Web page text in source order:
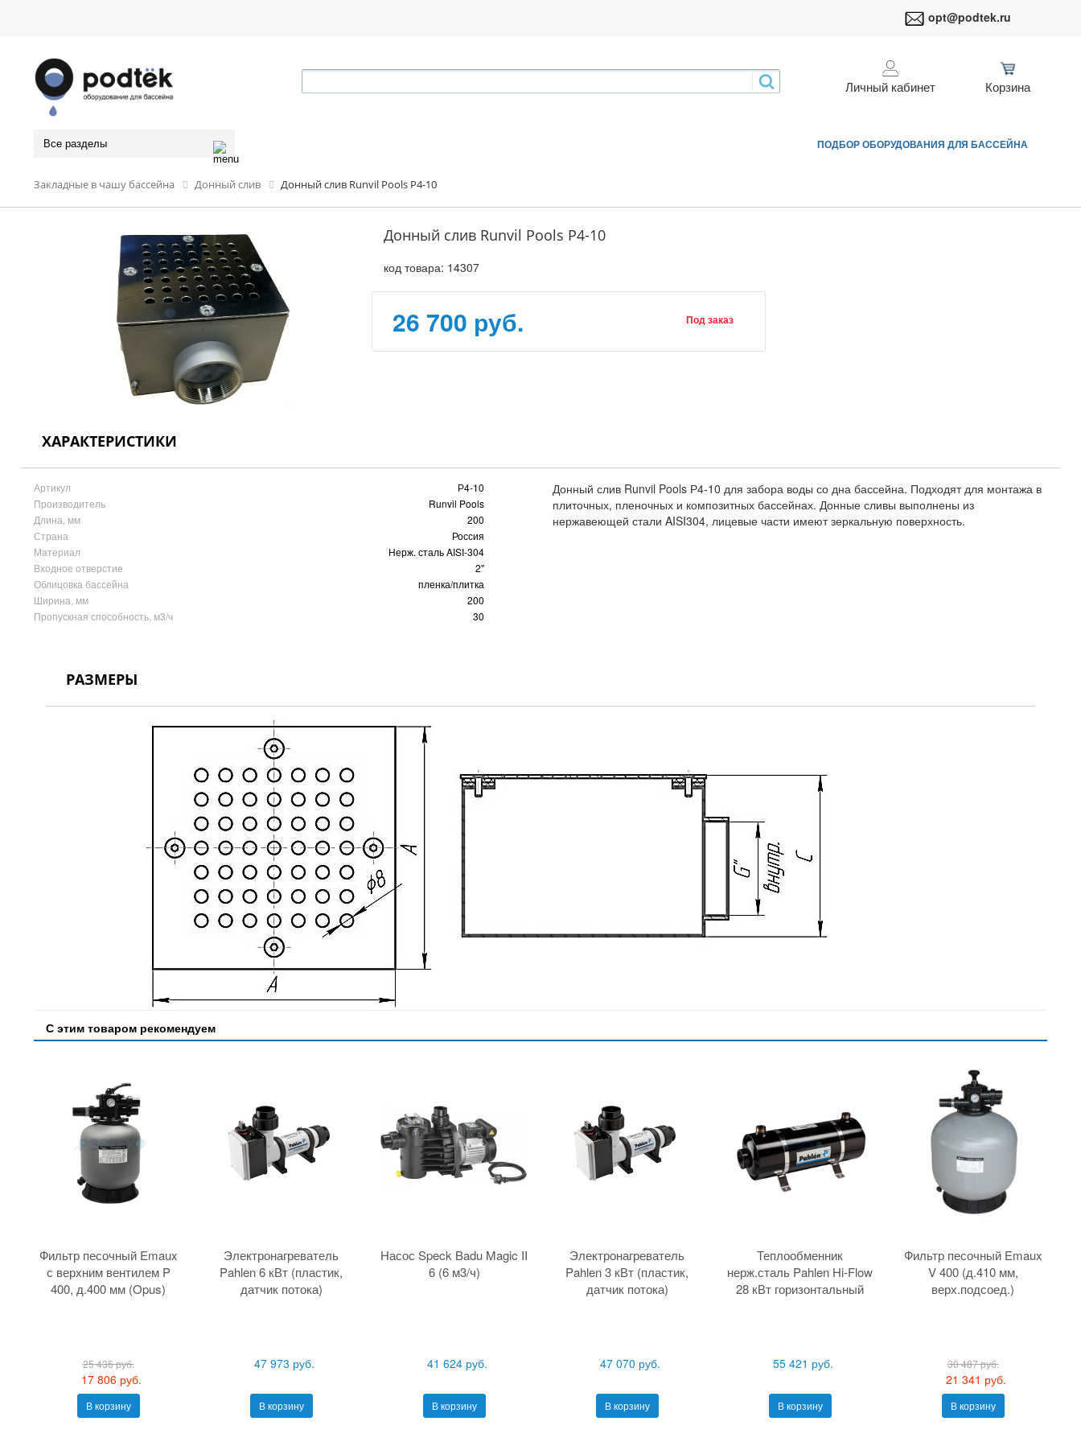
opt@podtek.ru
Личный кабинет Корзина
Все разделы ПОДБОР ОБОРУДОВАНИЯ ДЛЯ БАССЕЙНА
Закладные в чашу бассейна Донный слив Донный слив Runvil Pools Р4-10
Донный слив Runvil Pools Р4-10
код товара: 14307
26 700 руб. Под заказ
ХАРАКТЕРИСТИКИ
Артикул
Р4-10
Производитель
Runvil Pools
Длина, мм
200
Страна
Россия
Материал
Нерж. сталь AISI-304
Входное отверстие
2"
Облицовка бассейна
пленка/плитка
Ширина, мм
200
Пропускная способность, м3/ч
30
Донный слив Runvil Pools Р4-10 для забора воды со дна бассейна. Подходят для монтажа в
плиточных, пленочных и композитных бассейнах. Донные сливы выполнены из
нержавеющей стали AISI304, лицевые части имеют зеркальную поверхность.
РАЗМЕРЫ
С этим товаром рекомендуем
Фильтр песочный Emaux
с верхним вентилем P
400, д.400 мм (Opus)
25 436 руб.
17 806 руб.
В корзину
Электронагреватель
Pahlen 6 кВт (пластик,
датчик потока)
47 973 руб.
В корзину
Насос Speck Badu Magic II
6 (6 м3/ч)
41 624 руб.
В корзину
Электронагреватель
Pahlen 3 кВт (пластик,
датчик потока)
47 070 руб.
В корзину
Теплообменник
нерж.сталь Pahlen Hi-Flow
28 кВт горизонтальный
55 421 руб.
В корзину
Фильтр песочный Emaux
V 400 (д.410 мм,
верх.подсоед.)
30 487 руб.
21 341 руб.
В корзину